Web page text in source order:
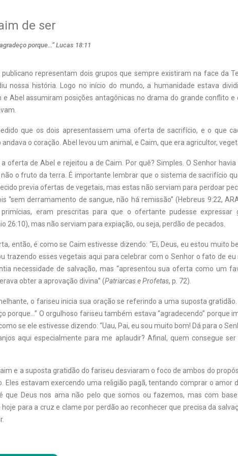
de ser
porque…” Lucas 18:11
representam dois grupos que sempre existiram na face da
nossa história. Logo no início do mundo, a humanidade estava
e Abel assumiram posições antagônicas no drama do grande conflito e
que os dois apresentassem uma oferta de sacrifício, e o que
o coração. Abel levou um animal, e Caim, que era agricultor,
a oferta de Abel e rejeitou a de Caim. Por quê? Simples. O Senhor
o fruto da terra. É importante lembrar que o sistema de sacrifício
previa ofertas de vegetais, mas estas não serviam para perdoar
“sem derramamento de sangue, não há remissão” (Hebreus 9:22,
eram prescritas para que o ofertante pudesse expressar
26:10), mas não serviam para expiação, ou seja, perdão de pecados.
então, é como se Caim estivesse dizendo: “Ei, Deus, eu estou muito
trazendo esses vegetais aqui para celebrar com o Senhor o fato de eu
necessidade de salvação, mas “apresentou sua oferta como um
obter a aprovação divina” (Patriarcas e Profetas, p. 72).
o fariseu inicia sua oração se referindo a uma suposta gratidão.
porque…” O orgulhoso fariseu também estava “agradecendo” porque
se ele estivesse dizendo: “Uau, Pai, eu sou muito bom! Dá para o
aqui especialmente para me aplaudir? Afinal, quem consegue
e a suposta gratidão do fariseu desviaram o foco de ambos do
Eles estavam exercendo uma religião pagã, tentando comprar o amor
que Deus nos ama não pelo que somos ou fazemos, mas com
para a cruz e clame por perdão ao reconhecer que precisa da